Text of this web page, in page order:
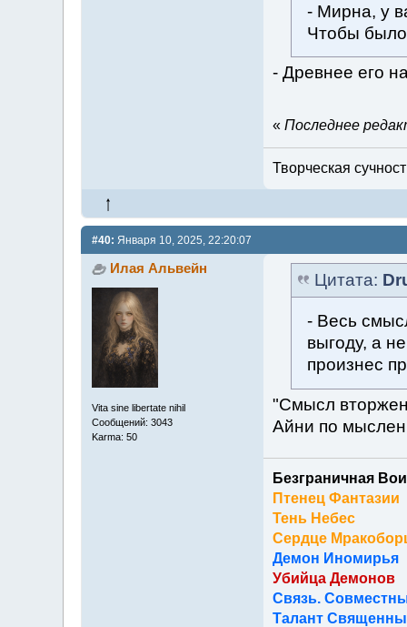
- Мирна, у
Чтобы было
- Древнее его
« Последнее
Творческая
#40: Января 10, 2025, 22:20:07
Илая Альвейн
Vita sine libertate nihil
Сообщений: 3043
Karma: 50
Цитата:
- Весь
выгоду, а
произнес
"Смысл
Айни по
Безграничная
Птенец Фантазии
Тень Небес
Сердце
Демон Иномирья
Убийца Демонов
Связь.
Талант